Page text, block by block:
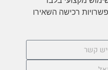
רכישה השאירו